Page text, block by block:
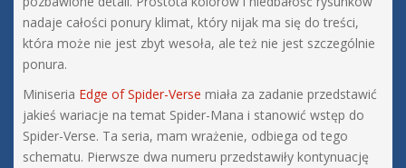
nadaje całości ponury klimat, który nijak ma się do treści,
która może nie jest zbyt wesoła, ale też nie jest szczególnie
ponura.
Miniseria Edge of Spider-Verse miała za zadanie przedstawić
jakieś wariacje na temat Spider-Mana i stanowić wstęp do
Spider-Verse. Ta seria, mam wrażenie, odbiega od tego
schematu. Pierwsze dwa numeru przedstawiły kontynuację